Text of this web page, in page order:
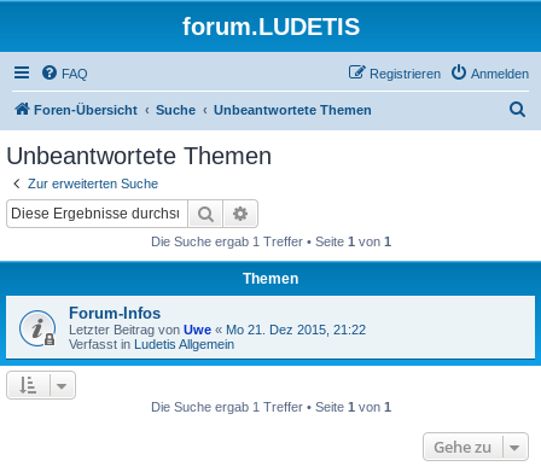
forum.LUDETIS
FAQ Anmelden
Registrieren
Foren-Übersicht Suche Unbeantwortete Themen
Unbeantwortete Themen
Zur erweiterten Suche
Suche
Die Suche ergab 1 Treffer • Seite 1 von 1
Themen
Forum-Infos
Letzter Beitrag von Uwe « Mo 21. Dez 2015, 21:22
Verfasst in Ludetis Allgemein
Die Suche ergab 1 Treffer • Seite 1 von 1
Gehe zu